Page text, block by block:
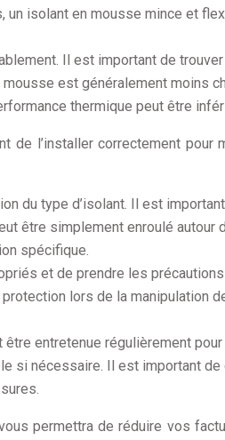
un isolant en mousse mince et
Il est important de trouver
est généralement moins
thermique peut être
de l’installer correctement pour
du type d’isolant. Il est
être simplement enroulé autour
spécifique.
et de prendre les
lors de la manipulation
être entretenue régulièrement
si nécessaire. Il est important de
permettra de réduire vos